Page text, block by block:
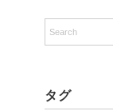
タグ